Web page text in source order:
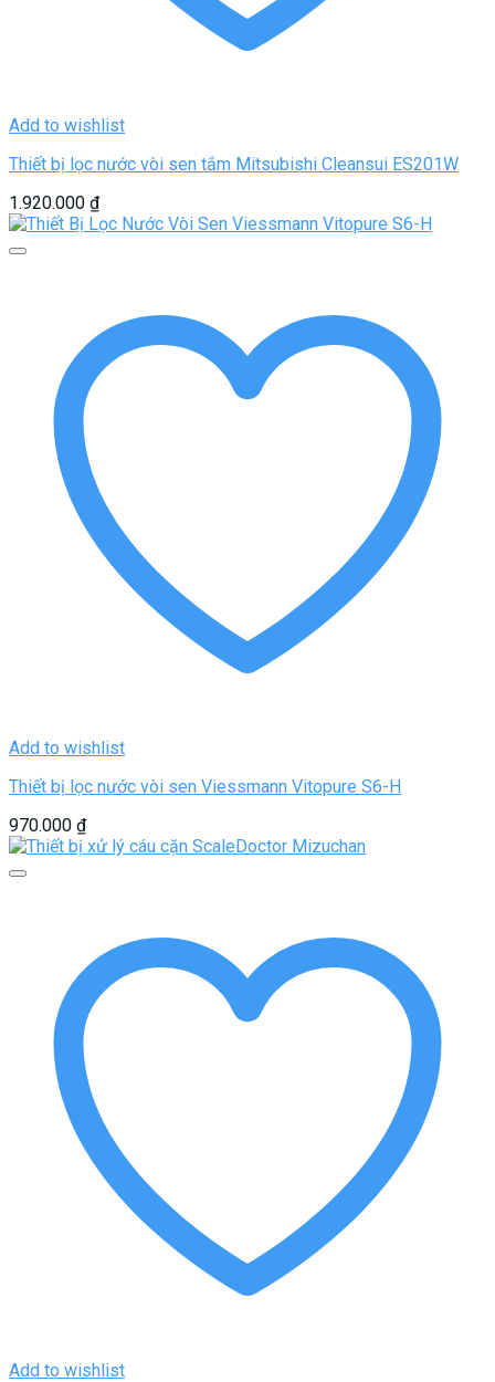
Add to wishlist
Thiết bị lọc nước vòi sen tắm Mitsubishi Cleansui ES201W
1.920.000 ₫
Add to wishlist
Thiết bị lọc nước vòi sen Viessmann Vitopure S6-H
970.000 ₫
Add to wishlist